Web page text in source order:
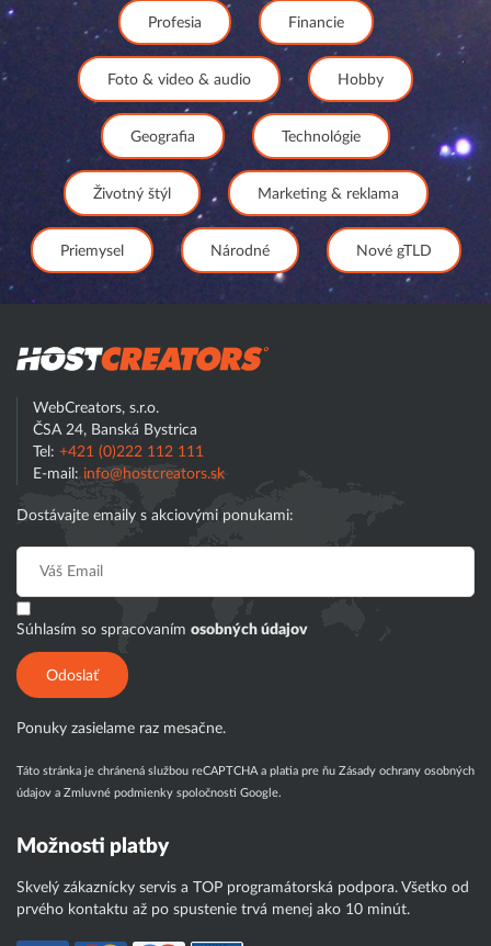
Profesia Financie
Foto & video & audio Hobby
Geografia Technológie
Životný štýl Marketing & reklama
Priemysel Národné Nové gTLD
WebCreators, s.r.o.
ČSA 24, Banská Bystrica
Tel: +421 (0)222 112 111
E-mail: info@hostcreators.sk
Dostávajte emaily s akciovými ponukami:
Súhlasím so spracovaním osobných údajov
Odoslať
Ponuky zasielame raz mesačne.
Táto stránka je chránená službou reCAPTCHA a platia pre ňu Zásady ochrany osobných
údajov a Zmluvné podmienky spoločnosti Google.
Možnosti platby
Skvelý zákaznícky servis a TOP programátorská podpora. Všetko od
prvého kontaktu až po spustenie trvá menej ako 10 minút.